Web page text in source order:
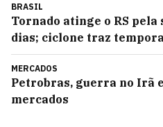
BRASIL
Tornado atinge o RS pela
dias; ciclone traz
MERCADOS
Petrobras, guerra no Irã
mercados